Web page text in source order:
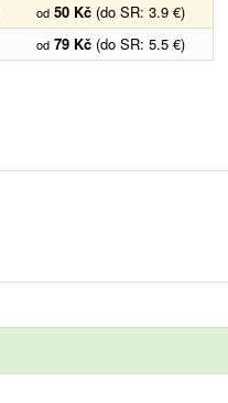
od 50 Kč (do SR: 3.9 €)
od 79 Kč (do SR: 5.5 €)